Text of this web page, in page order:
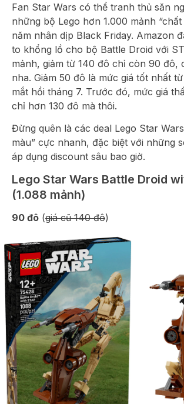
Fan Star Wars có thể tranh thủ săn
những bộ Lego hơn 1.000 mảnh
năm nhân dịp Black Friday. Amazon
to khổng lồ cho bộ Battle Droid với
mảnh, giảm từ 140 đô chỉ còn 90 đô,
nha. Giảm 50 đô là mức giá tốt nhất
mắt hồi tháng 7. Trước đó, mức giá
chỉ hơn 130 đô mà thôi.
Đừng quên là các deal Lego Star
màu” cực nhanh, đặc biệt với những
áp dụng discount sâu bao giờ.
Lego Star Wars Battle Droid
(1.088 mảnh)
90 đô (giá cũ 140 đô)